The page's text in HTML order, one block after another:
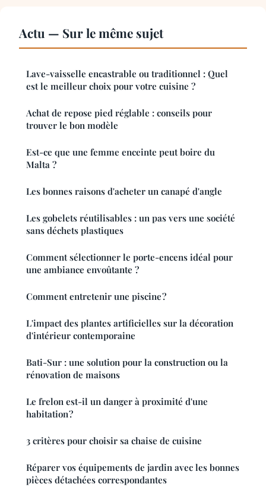
Actu — Sur le même sujet
Lave-vaisselle encastrable ou traditionnel : Quel
est le meilleur choix pour votre cuisine ?
Achat de repose pied réglable : conseils pour
trouver le bon modèle
Est-ce que une femme enceinte peut boire du
Malta ?
Les bonnes raisons d'acheter un canapé d'angle
Les gobelets réutilisables : un pas vers une société
sans déchets plastiques
Comment sélectionner le porte-encens idéal pour
une ambiance envoûtante ?
Comment entretenir une piscine ?
L'impact des plantes artificielles sur la décoration
d'intérieur contemporaine
Bati-Sur : une solution pour la construction ou la
rénovation de maisons
Le frelon est-il un danger à proximité d'une
habitation ?
3 critères pour choisir sa chaise de cuisine
Réparer vos équipements de jardin avec les bonnes
pièces détachées correspondantes